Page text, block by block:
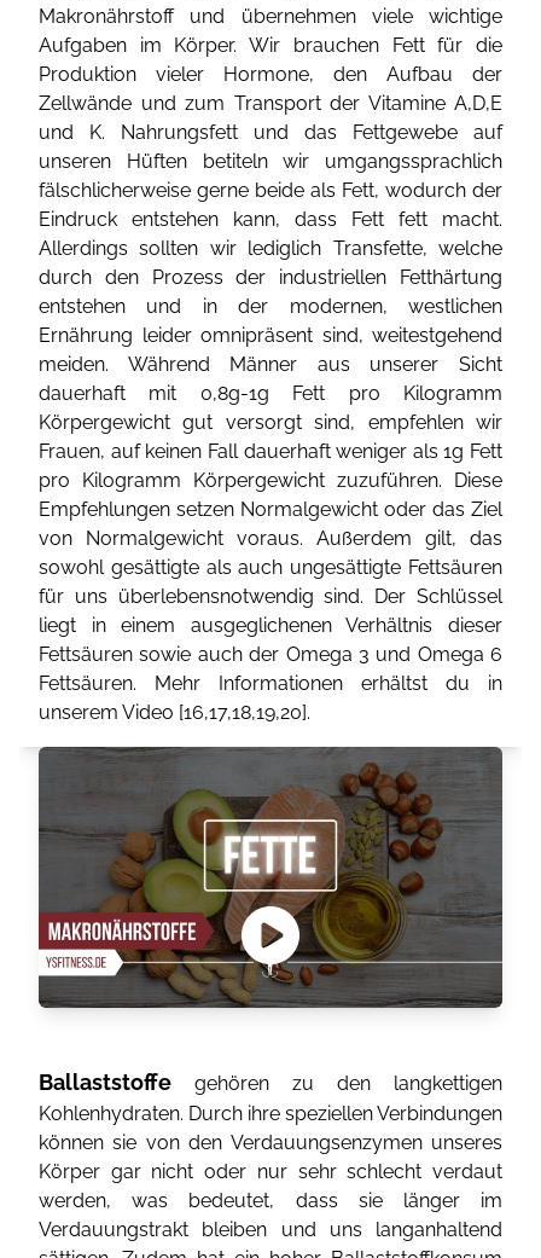
Makronährstoff und übernehmen viele wichtige
Aufgaben im Körper. Wir brauchen Fett für die
Produktion vieler Hormone, den Aufbau der
Zellwände und zum Transport der Vitamine A,D,E
und K. Nahrungsfett und das Fettgewebe auf
unseren Hüften betiteln wir umgangssprachlich
fälschlicherweise gerne beide als Fett, wodurch der
Eindruck entstehen kann, dass Fett fett macht.
Allerdings sollten wir lediglich Transfette, welche
durch den Prozess der industriellen Fetthärtung
entstehen und in der modernen, westlichen
Ernährung leider omnipräsent sind, weitestgehend
meiden. Während Männer aus unserer Sicht
dauerhaft mit 0,8g-1g Fett pro Kilogramm
Körpergewicht gut versorgt sind, empfehlen wir
Frauen, auf keinen Fall dauerhaft weniger als 1g Fett
pro Kilogramm Körpergewicht zuzuführen. Diese
Empfehlungen setzen Normalgewicht oder das Ziel
von Normalgewicht voraus. Außerdem gilt, das
sowohl gesättigte als auch ungesättigte Fettsäuren
für uns überlebensnotwendig sind. Der Schlüssel
liegt in einem ausgeglichenen Verhältnis dieser
Fettsäuren sowie auch der Omega 3 und Omega 6
Fettsäuren. Mehr Informationen erhältst du in
unserem Video [16,17,18,19,20].
Ballaststoffe gehören zu den langkettigen
Kohlenhydraten. Durch ihre speziellen Verbindungen
können sie von den Verdauungsenzymen unseres
Körper gar nicht oder nur sehr schlecht verdaut
werden, was bedeutet, dass sie länger im
Verdauungstrakt bleiben und uns langanhaltend